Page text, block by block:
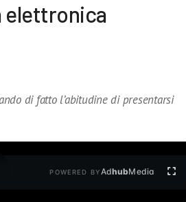
elettronica
di fatto l’abitudine di presentarsi
POWERED BYAdhubMedia